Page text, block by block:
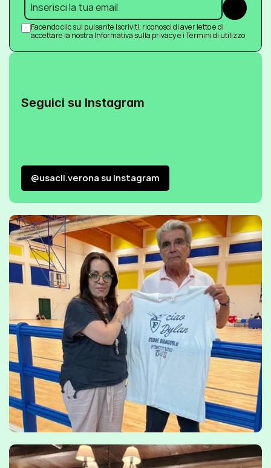
Submit
Facendo clic sul pulsante Iscriviti, riconosci di aver letto e di
accettare la nostra Informativa sulla privacy e i Termini di utilizzo
Seguici su Instagram
@usacli.verona su Instagram
@usacli.verona su Instagram